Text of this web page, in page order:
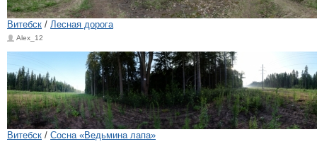
Витебск / Лесная дорога
Alex_12
Витебск / Сосна «Ведьмина лапа»